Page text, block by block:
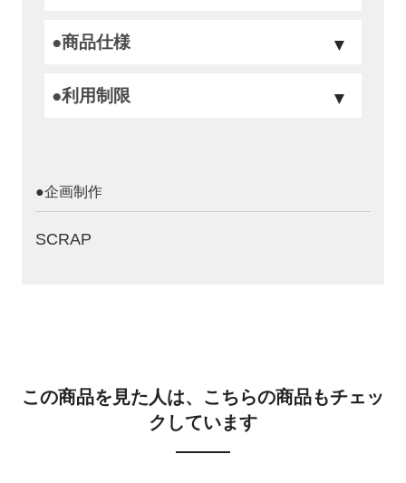
コチラ
●商品仕様
●利用制限
なし
十分にお楽しみいただける推奨年齢
もに外国語の対応はございません。ご注意くだ
●企画制作
SCRAP
この商品を見た人は、こちらの商品もチェッ
クしています